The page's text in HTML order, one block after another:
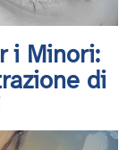
i Minori:
di